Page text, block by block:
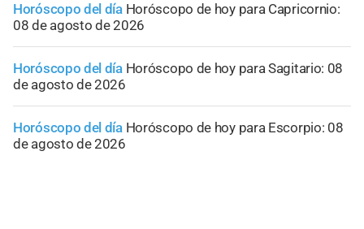
Horóscopo del día Horóscopo de hoy para Capricornio:
08 de agosto de 2026
Horóscopo del día Horóscopo de hoy para Sagitario: 08
de agosto de 2026
Horóscopo del día Horóscopo de hoy para Escorpio: 08
de agosto de 2026